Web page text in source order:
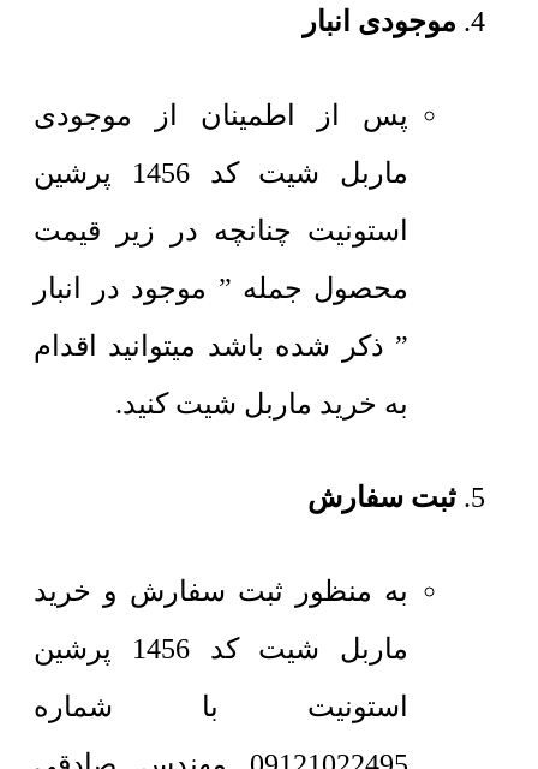
موجودی انبار
پس از اطمینان از موجودی
ماربل شیت کد 1456 پرشین
استونیت چنانچه در زیر قیمت
محصول جمله ” موجود در انبار
” ذکر شده باشد میتوانید اقدام
به خرید ماربل شیت کنید.
ثبت سفارش
به منظور ثبت سفارش و خرید
ماربل شیت کد 1456 پرشین
استونیت با شماره